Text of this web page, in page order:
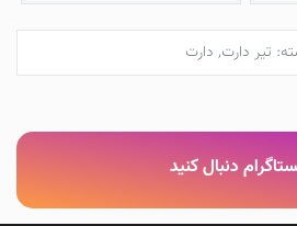
تیر دارت, دارت
دنبال کنید